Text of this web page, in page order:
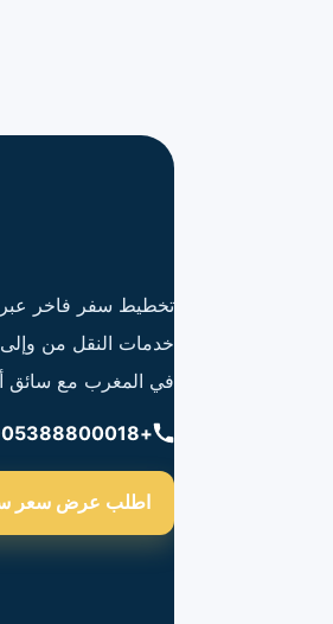
تخطيط سفر فاخر
خدمات النقل من وإلى
في المغرب مع سائق
+905388800018
اطلب عرض سعر